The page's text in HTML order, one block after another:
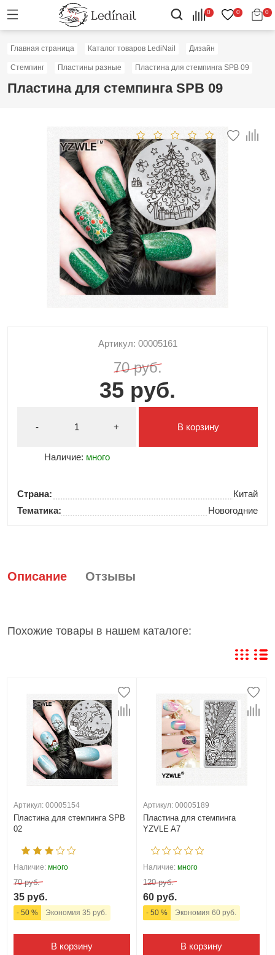
0 0 0
Главная страница Каталог товаров LediNail Дизайн
Стемпинг Пластины разные Пластина для стемпинга SPB 09
Пластина для стемпинга SPB 09
Артикул: 00005161
70 руб.
35 руб.
- +
Наличие: много
В корзину
Страна:
Китай
Тематика:
Новогодние
Описание Отзывы
Похожие товары в нашем каталоге:
Артикул: 00005154
Пластина для стемпинга SPB
02
Наличие: много
70 руб.
35 руб.
- 50 % Экономия 35 руб.
В корзину
Артикул: 00005189
Пластина для стемпинга
YZVLE A7
Наличие: много
120 руб.
60 руб.
- 50 % Экономия 60 руб.
В корзину